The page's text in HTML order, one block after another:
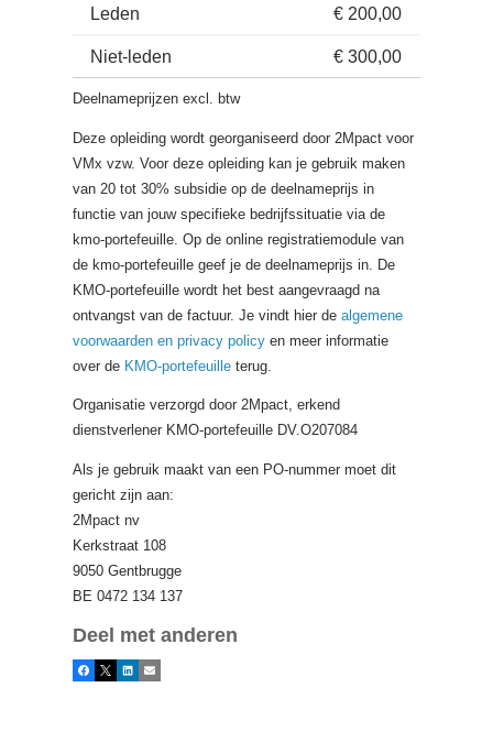
Leden € 200,00
Niet-leden € 300,00
Deelnameprijzen excl. btw
Deze opleiding wordt georganiseerd door 2Mpact voor
VMx vzw. Voor deze opleiding kan je gebruik maken
van 20 tot 30% subsidie op de deelnameprijs in
functie van jouw specifieke bedrijfssituatie via de
kmo-portefeuille. Op de online registratiemodule van
de kmo-portefeuille geef je de deelnameprijs in. De
KMO-portefeuille wordt het best aangevraagd na
ontvangst van de factuur. Je vindt hier dealgemene
voorwaarden en privacy policy en meer informatie
over de KMO-portefeuilleterug.
Organisatie verzorgd door 2Mpact, erkend
dienstverlener KMO-portefeuille DV.O207084
Als je gebruik maakt van een PO-nummer moet dit
gericht zijn aan:
2Mpact nv
Kerkstraat 108
9050 Gentbrugge
BE 0472 134 137
Deel met anderen
Facebook
X LinkedInE-mail